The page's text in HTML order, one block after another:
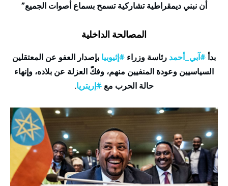
أن نبني ديمقراطية تشاركية تسمح بسماع أصوات الجميع”
المصالحة الداخلية
بدأ #آبي_أحمد رئاسة وزراء #إثيوبيا بإصدار العفو عن المعتقلين
السياسيين وعودة المنفيين منهم، وفكّ العزلة عن بلاده، وإنهاء
حالة الحرب مع #إريتريا.